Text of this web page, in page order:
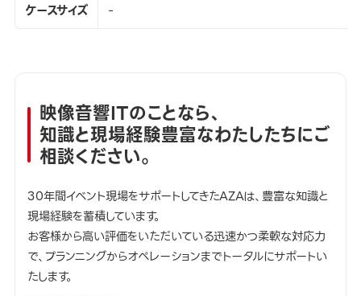
ケースサイズ
-
映像音響ITのことなら、
知識と現場経験豊富なわたしたちにご
相談ください。
30年間イベント現場をサポートしてきたAZAは、豊富な知識と
現場経験を蓄積しています。
お客様から高い評価をいただいている迅速かつ柔軟な対応力
で、プランニングからオペレーションまでトータルにサポートい
たします。